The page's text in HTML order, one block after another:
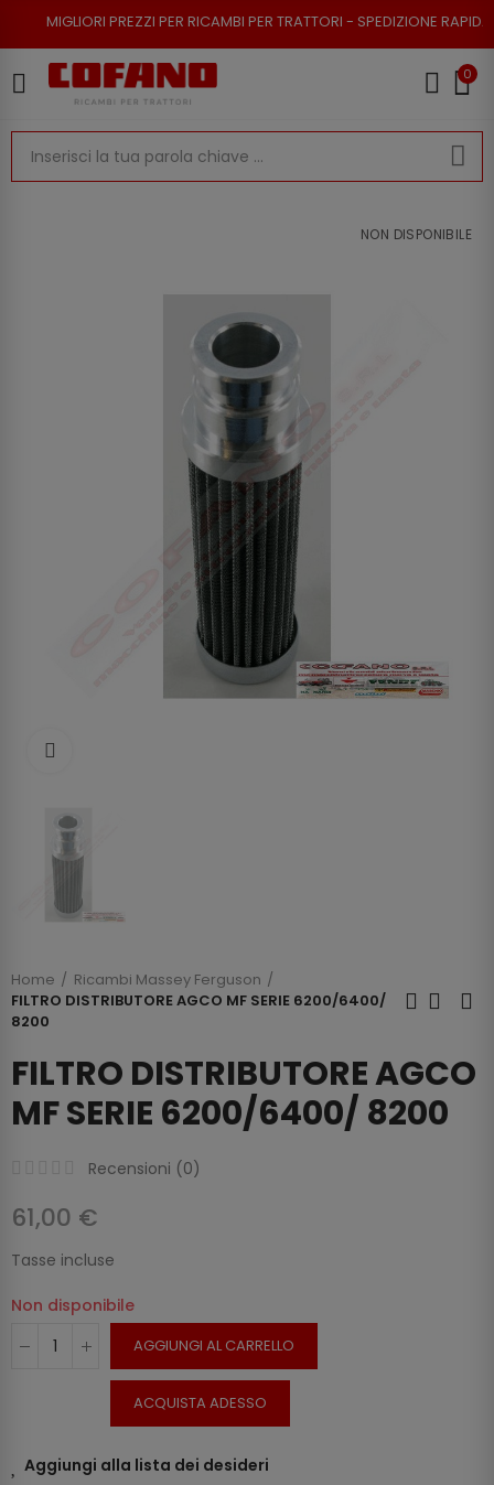
PREZZI PER RICAMBI PER TRATTORI - SPEDIZIONE RAPIDA - RESO
0
NON DISPONIBILE
Home
Ricambi Massey Ferguson
FILTRO DISTRIBUTORE AGCO MF SERIE 6200/6400/
8200
FILTRO DISTRIBUTORE AGCO
MF SERIE 6200/6400/ 8200
Recensioni (0)
61,00 €
Tasse incluse
Non disponibile
AGGIUNGI AL CARRELLO
ACQUISTA ADESSO
Aggiungi alla lista dei desideri